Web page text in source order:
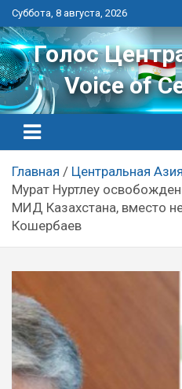
Перейти
к
контенту
Суббота, 8 августа, 2026
Голос
Voice of
Главная
Центральная Азия
Мурат Нуртлеу
МИД Казахстана, вместо
Кошербаев